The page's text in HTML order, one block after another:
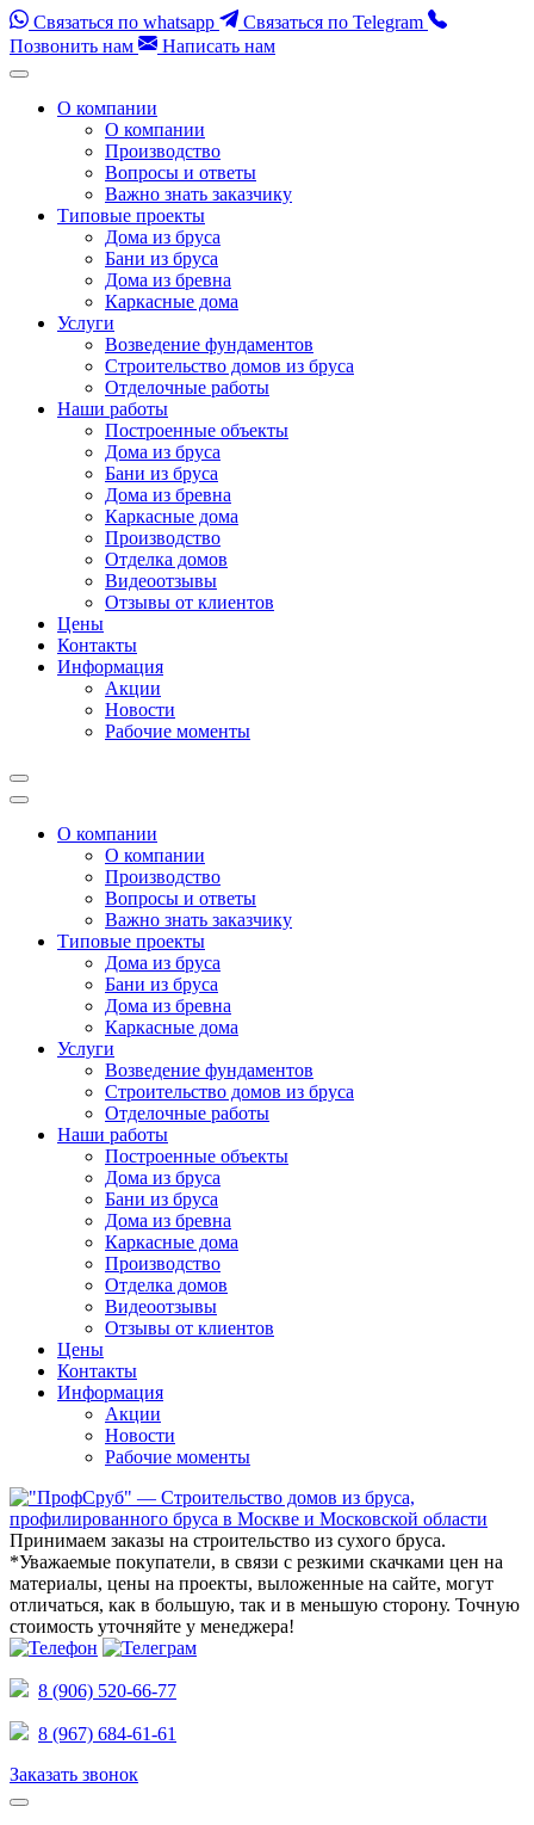
Связаться по whatsapp
Связаться по Telegram
Позвонить нам
Написать нам
Перейти
содержимому
(нажмите
О компании
О компании
Производство
Вопросы и ответы
Важно знать заказчику
Типовые проекты
Дома из бруса
Бани из бруса
Дома из бревна
Каркасные дома
Услуги
Возведение фундаментов
Строительство домов из бруса
Отделочные работы
Наши работы
Построенные объекты
Дома из бруса
Бани из бруса
Дома из бревна
Каркасные дома
Производство
Отделка домов
Видеоотзывы
Отзывы от клиентов
Цены
Контакты
Информация
Акции
Новости
Рабочие моменты
О компании
О компании
Производство
Вопросы и ответы
Важно знать заказчику
Типовые проекты
Дома из бруса
Бани из бруса
Дома из бревна
Каркасные дома
Услуги
Возведение фундаментов
Строительство домов из бруса
Отделочные работы
Наши работы
Построенные объекты
Дома из бруса
Бани из бруса
Дома из бревна
Каркасные дома
Производство
Отделка домов
Видеоотзывы
Отзывы от клиентов
Цены
Контакты
Информация
Акции
Новости
Рабочие моменты
Принимаем заказы на строительство из сухого бруса.
*Уважаемые покупатели, в связи с резкими скачками цен на
материалы, цены на проекты, выложенные на сайте, могут
отличаться, как в большую, так и в меньшую сторону. Точную
стоимость уточняйте у менеджера!
8 (906) 520-66-77
8 (967) 684-61-61
Заказать звонок